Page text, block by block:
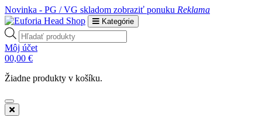
Novinka - PG / VG skladom zobraziť ponuku Reklama
Kategórie
Products
search
Môj účet
00,00 €
Žiadne produkty v košíku.